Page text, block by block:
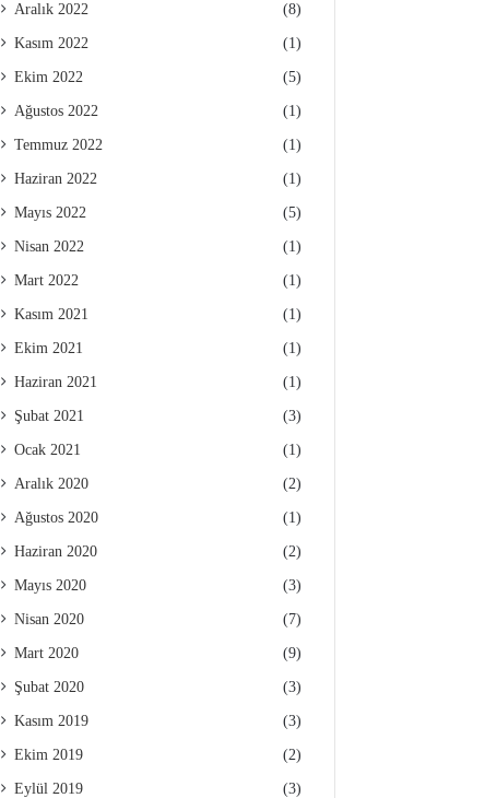
Aralık 2022 (8)
Kasım 2022 (1)
Ekim 2022 (5)
Ağustos 2022 (1)
Temmuz 2022 (1)
Haziran 2022 (1)
Mayıs 2022 (5)
Nisan 2022 (1)
Mart 2022 (1)
Kasım 2021 (1)
Ekim 2021 (1)
Haziran 2021 (1)
Şubat 2021 (3)
Ocak 2021 (1)
Aralık 2020 (2)
Ağustos 2020 (1)
Haziran 2020 (2)
Mayıs 2020 (3)
Nisan 2020 (7)
Mart 2020 (9)
Şubat 2020 (3)
Kasım 2019 (3)
Ekim 2019 (2)
Eylül 2019 (3)